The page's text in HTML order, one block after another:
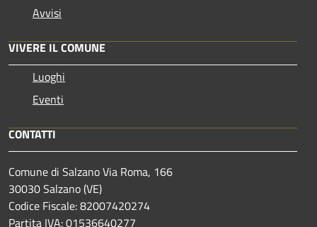
Avvisi
VIVERE IL COMUNE
Luoghi
Eventi
CONTATTI
Comune di Salzano Via Roma, 166
30030 Salzano (VE)
Codice Fiscale: 82007420274
Partita IVA: 01536640277